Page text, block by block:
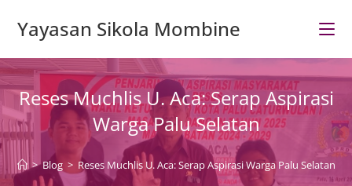
Yayasan Sikola Mombine
Reses Muchlis U. Aca: Serap Aspirasi
Warga Palu Selatan
> Blog > Reses Muchlis U. Aca: Serap Aspirasi Warga Palu Selatan